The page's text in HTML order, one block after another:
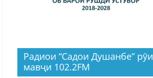
Радиои “Садои Душанбе” рӯи
мавҷи 102.2FM